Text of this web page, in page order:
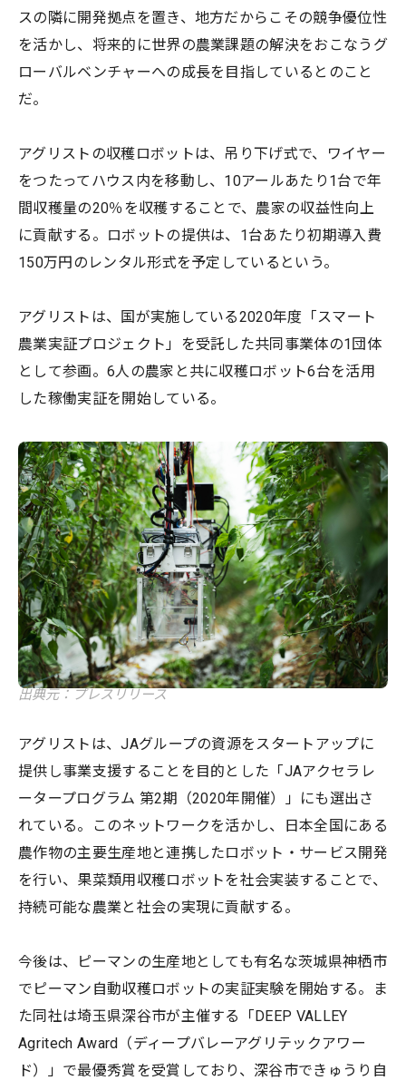
スの隣に開発拠点を置き、地方だからこその競争優位性
を活かし、将来的に世界の農業課題の解決をおこなうグ
ローバルベンチャーへの成長を目指しているとのこと
だ。
アグリストの収穫ロボットは、吊り下げ式で、ワイヤー
をつたってハウス内を移動し、10アールあたり1台で年
間収穫量の20％を収穫することで、農家の収益性向上
に貢献する。ロボットの提供は、1台あたり初期導入費
150万円のレンタル形式を予定しているという。
アグリストは、国が実施している2020年度「スマート
農業実証プロジェクト」を受託した共同事業体の1団体
として参画。6人の農家と共に収穫ロボット6台を活用
した稼働実証を開始している。
出典元：プレスリリース
アグリストは、JAグループの資源をスタートアップに
提供し事業支援することを目的とした「JAアクセラレ
ータープログラム 第2期（2020年開催）」にも選出さ
れている。このネットワークを活かし、日本全国にある
農作物の主要生産地と連携したロボット・サービス開発
を行い、果菜類用収穫ロボットを社会実装することで、
持続可能な農業と社会の実現に貢献する。
今後は、ピーマンの生産地としても有名な茨城県神栖市
でピーマン自動収穫ロボットの実証実験を開始する。ま
た同社は埼玉県深谷市が主催する「DEEP VALLEY
Agritech Award（ディープバレーアグリテックアワー
ド）」で最優秀賞を受賞しており、深谷市できゅうり自